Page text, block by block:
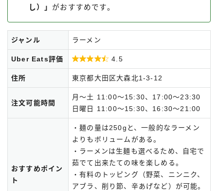
し）」 がおすすめです。
ジャンル ラーメン
Uber Eats評価  4.5
住所 東京都大田区大森北1-3-12
注文可能時間
月～土 11:00～15:30、17:00～23:30
日曜日 11:00～15:30、16:30～21:00
おすすめポイン
ト
・麺の量は250gと、一般的なラーメン
よりもボリュームがある。
・ラーメンは生麺も選べるため、自宅で
茹でて出来たての味を楽しめる。
・有料のトッピング（野菜、ニンニク、
アブラ、削り節、辛あげなど）が可能。